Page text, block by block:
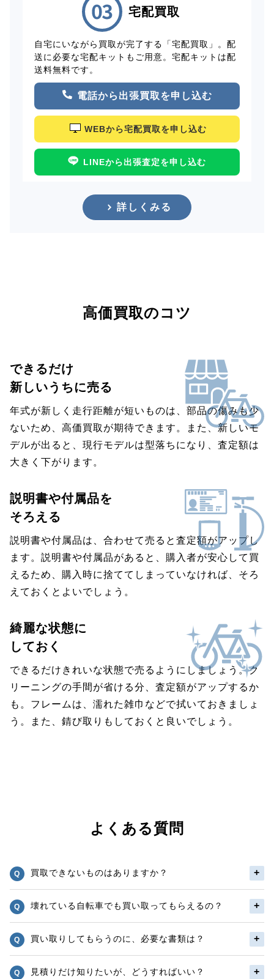
宅配買取
自宅にいながら買取が完了する「宅配買取」。配
送に必要な宅配キットもご用意。宅配キットは配
送料無料です。
電話から出張買取を申し込む
WEBから宅配買取を申し込む
LINEから出張査定を申し込む
詳しくみる
高価買取のコツ
できるだけ
新しいうちに売る
年式が新しく走行距離が短いものは、部品の傷みも少
ないため、高価買取が期待できます。また、新しいモ
デルが出ると、現行モデルは型落ちになり、査定額は
大きく下がります。
説明書や付属品を
そろえる
説明書や付属品は、合わせて売ると査定額がアップし
ます。説明書や付属品があると、購入者が安心して買
えるため、購入時に捨ててしまっていなければ、そろ
えておくとよいでしょう。
綺麗な状態に
しておく
できるだけきれいな状態で売るようにしましょう。ク
リーニングの手間が省ける分、査定額がアップするか
も。フレームは、濡れた雑巾などで拭いておきましょ
う。また、錆び取りもしておくと良いでしょう。
よくある質問
買取できないものはありますか？
壊れている自転車でも買い取ってもらえるの？
買い取りしてもらうのに、必要な書類は？
見積りだけ知りたいが、どうすればいい？